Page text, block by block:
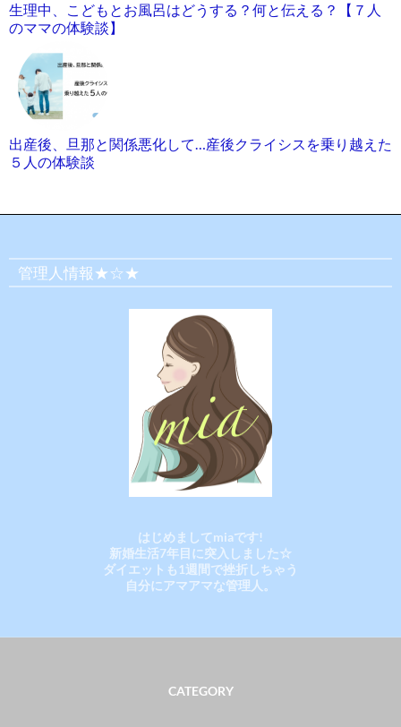
生理中、こどもとお風呂はどうする？何と伝える？【７人
のママの体験談】
出産後、旦那と関係悪化して…産後クライシスを乗り越えた
５人の体験談
管理人情報★☆★
はじめましてmiaです!
新婚生活7年目に突入しました☆
ダイエットも1週間で挫折しちゃう
自分にアマアマな管理人。
CATEGORY